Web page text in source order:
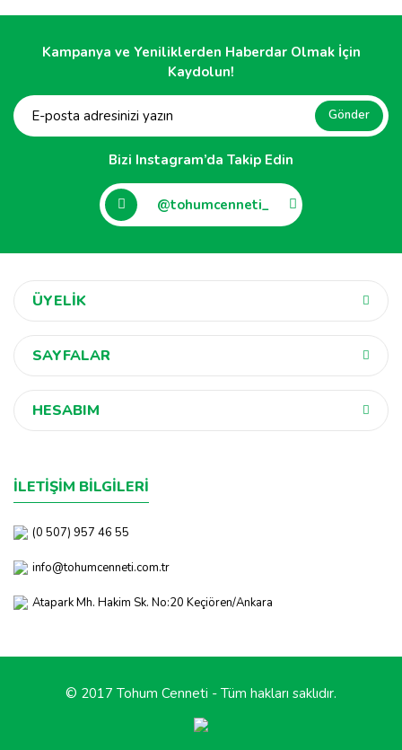
Kampanya ve Yeniliklerden Haberdar Olmak İçin
Kaydolun!
Gönder
Bizi Instagram’da Takip Edin
@tohumcenneti_
ÜYELİK
SAYFALAR
HESABIM
İLETİŞİM BİLGİLERİ
(0 507) 957 46 55
info@tohumcenneti.com.tr
Atapark Mh. Hakim Sk. No:20 Keçiören/Ankara
© 2017 Tohum Cenneti - Tüm hakları saklıdır.